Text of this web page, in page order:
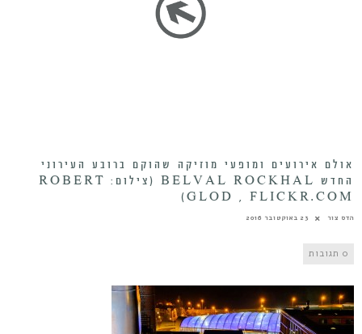
אולם אירועים ומופעי מוזיקה שהוקם ברובע העירוני
החדש BELVAL ROCKHAL (צילום: ROBERT
GLOD , FLICKR.COM)
הדס צור 23 באוקטובר 2016
0 תגובות